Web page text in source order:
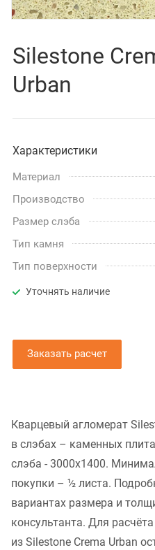
Silestone
Urban
Характеристики
Материал
Производство
Размер слэба
Тип камня
Тип поверхности
Уточнять наличие
Заказать расчет
Кварцевый агломерат
в слэбах – каменных
слэба - 3000x1400.
покупки – ½ листа.
вариантах размера и
консультанта. Для
из Silestone Crema Urban